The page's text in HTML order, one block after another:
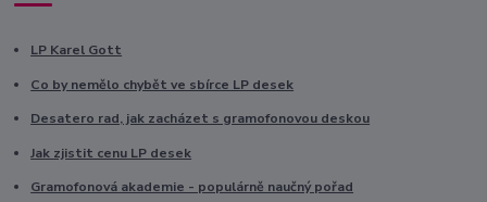
LP Karel Gott
Co by nemělo chybět ve sbírce LP desek
Desatero rad, jak zacházet s gramofonovou deskou
Jak zjistit cenu LP desek
Gramofonová akademie - populárně naučný pořad